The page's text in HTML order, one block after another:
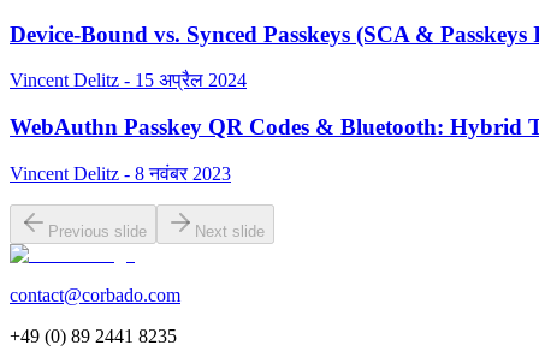
Device-Bound vs. Synced Passkeys (SCA & Passkeys
Vincent Delitz - 15 अप्रैल 2024
WebAuthn Passkey QR Codes & Bluetooth: Hybrid
Vincent Delitz - 8 नवंबर 2023
Previous slide Next slide
contact@corbado.com
+49 (0) 89 2441 8235